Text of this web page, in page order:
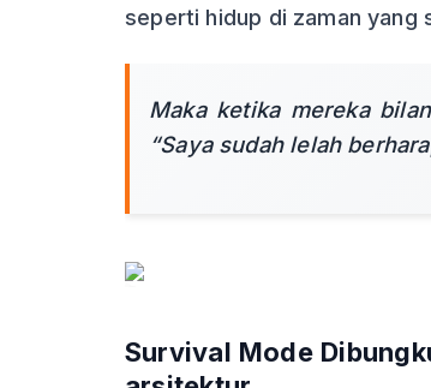
seperti hidup di zaman yang
Maka ketika mereka
“Saya sudah lelah
Survival Mode